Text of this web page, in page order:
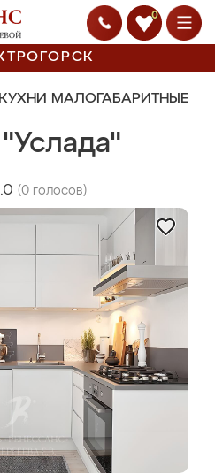
0
КУХНИ МАЛОГАБАРИТНЫЕ
(0 голосов)